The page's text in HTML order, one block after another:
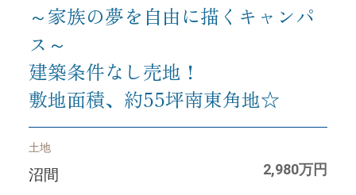
～家族の夢を自由に描くキャンパ
ス～
建築条件なし売地！
敷地面積、約55坪南東角地☆
土地
沼間 2,980万円